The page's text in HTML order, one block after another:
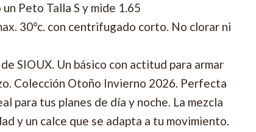
Peto Talla S y mide 1.65
30°c. con centrifugado corto. No clorar ni
SIOUX. Un básico con actitud para armar
Colección Otoño Invierno 2026. Perfecta
para tus planes de día y noche. La mezcla
y un calce que se adapta a tu movimiento.